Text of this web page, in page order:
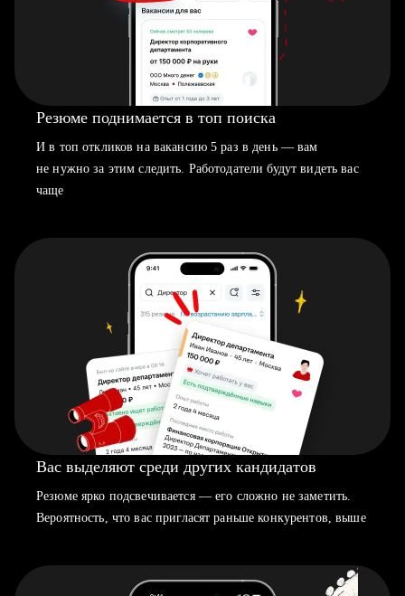
Резюме поднимается в топ поиска
И в топ откликов на вакансию 5 раз в день — вам
не нужно за этим следить. Работодатели будут видеть вас
чаще
Вас выделяют среди других кандидатов
Резюме ярко подсвечивается — его сложно не заметить.
Вероятность, что вас пригласят раньше конкурентов, выше